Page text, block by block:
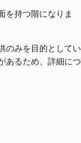
を持つ階になりま
のみを目的としてい
あるため、詳細につ